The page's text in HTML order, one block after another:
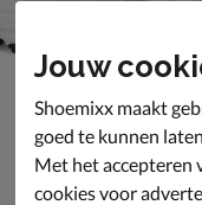
Jouw
Shoemixx maakt
goed te kunnen
Met het accepteren
cookies voor